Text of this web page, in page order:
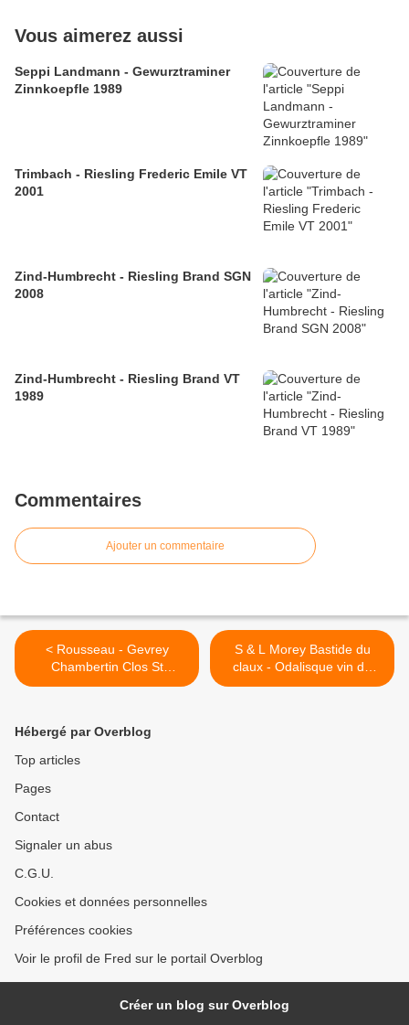
Vous aimerez aussi
Seppi Landmann - Gewurztraminer
Zinnkoepfle 1989
Trimbach - Riesling Frederic Emile VT
2001
Zind-Humbrecht - Riesling Brand SGN
2008
Zind-Humbrecht - Riesling Brand VT
1989
Commentaires
Ajouter un commentaire
< Rousseau - Gevrey
Chambertin Clos St
Jacques 1999
S & L Morey Bastide du
claux - Odalisque vin de
pays du vaucluse 2008 >
Hébergé par Overblog
Top articles
Pages
Contact
Signaler un abus
C.G.U.
Cookies et données personnelles
Préférences cookies
Voir le profil de Fred sur le portail Overblog
Créer un blog sur Overblog